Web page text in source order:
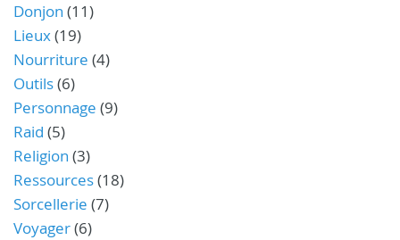
Donjon (11)
Lieux(19)
Nourriture (4)
Outils(6)
Personnage (9)
Raid (5)
Religion (3)
Ressources(18)
Sorcellerie (7)
Voyager(6)